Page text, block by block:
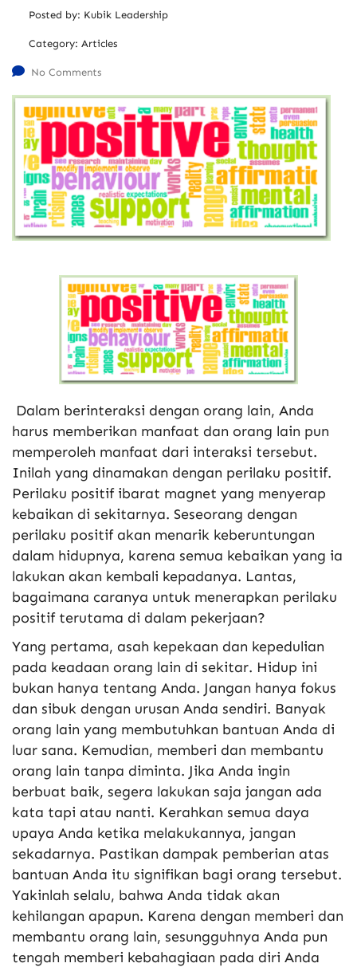
Posted by: Kubik Leadership
Category: Articles
No Comments
Dalam berinteraksi dengan orang lain, Anda
harus memberikan manfaat dan orang lain pun
memperoleh manfaat dari interaksi tersebut.
Inilah yang dinamakan dengan perilaku positif.
Perilaku positif ibarat magnet yang menyerap
kebaikan di sekitarnya. Seseorang dengan
perilaku positif akan menarik keberuntungan
dalam hidupnya, karena semua kebaikan yang ia
lakukan akan kembali kepadanya. Lantas,
bagaimana caranya untuk menerapkan perilaku
positif terutama di dalam pekerjaan?
Yang pertama, asah kepekaan dan kepedulian
pada keadaan orang lain di sekitar. Hidup ini
bukan hanya tentang Anda. Jangan hanya fokus
dan sibuk dengan urusan Anda sendiri. Banyak
orang lain yang membutuhkan bantuan Anda di
luar sana. Kemudian, memberi dan membantu
orang lain tanpa diminta. Jika Anda ingin
berbuat baik, segera lakukan saja jangan ada
kata tapi atau nanti. Kerahkan semua daya
upaya Anda ketika melakukannya, jangan
sekadarnya. Pastikan dampak pemberian atas
bantuan Anda itu signifikan bagi orang tersebut.
Yakinlah selalu, bahwa Anda tidak akan
kehilangan apapun. Karena dengan memberi dan
membantu orang lain, sesungguhnya Anda pun
tengah memberi kebahagiaan pada diri Anda